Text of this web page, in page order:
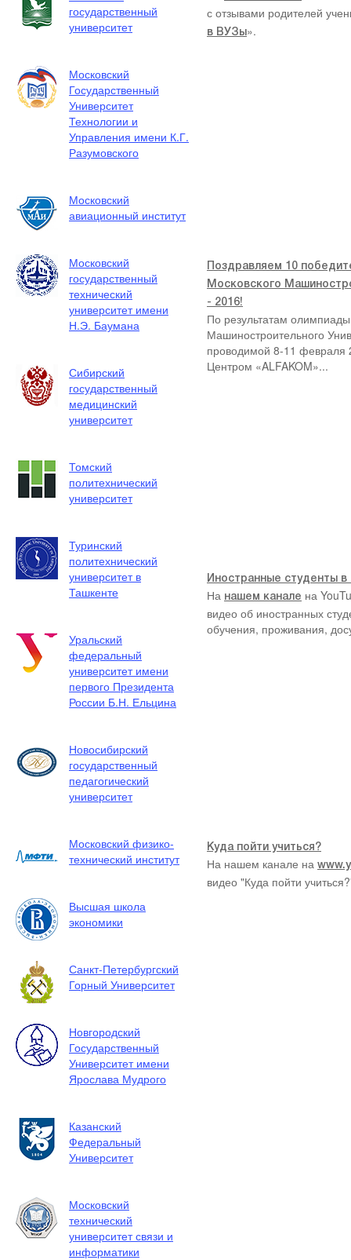
государственный
университет
Московский
Государственный
Университет
Технологии и
Управления имени К.Г.
Разумовского
Московский
авиационный институт
Московский
государственный
технический
университет имени
Н.Э. Баумана
Сибирский
государственный
медицинский
университет
Томский
политехнический
университет
Туринский
политехнический
университет в
Ташкенте
Уральский
федеральный
университет имени
первого Президента
России Б.Н. Ельцина
Новосибирский
государственный
педагогический
университет
Московский физико-
технический институт
Высшая школа
экономики
Санкт-Петербургский
Горный Университет
Новгородский
Государственный
Университет имени
Ярослава Мудрого
Казанский
Федеральный
Университет
Московский
технический
университет связи и
информатики
с отзывами родителей
в ВУЗы».
Поздравляем 10
Московского
- 2016!
По результатам
Машиностроительного
проводимой 8-11 февраля
Центром «ALFAKOM»...
Иностранные студенты